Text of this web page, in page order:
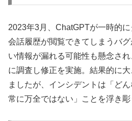
2023年3月、ChatGPTが一時的
会話履歴が閲覧できてしまうバ
い情報が漏れる可能性も懸念さ
に調査し修正を実施。結果的に
ましたが、インシデントは「ど
常に万全ではない」ことを浮き彫